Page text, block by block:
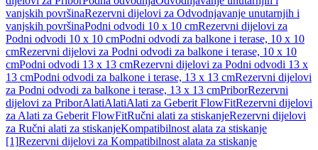
vanjskih površinaRezervni dijelovi za Odvodnjavanje unutarnjih i
vanjskih površinaPodni odvodi 10 x 10 cmRezervni dijelovi za
Podni odvodi 10 x 10 cmPodni odvodi za balkone i terase, 10 x 10
cmRezervni dijelovi za Podni odvodi za balkone i terase, 10 x 10
cmPodni odvodi 13 x 13 cmRezervni dijelovi za Podni odvodi 13 x
13 cmPodni odvodi za balkone i terase, 13 x 13 cmRezervni dijelovi
za Podni odvodi za balkone i terase, 13 x 13 cmPriborRezervni
dijelovi za PriborAlatiAlatiAlati za Geberit FlowFitRezervni dijelovi
za Alati za Geberit FlowFitRučni alati za stiskanjeRezervni dijelovi
za Ručni alati za stiskanjeKompatibilnost alata za stiskanje
[1]Rezervni dijelovi za Kompatibilnost alata za stiskanje